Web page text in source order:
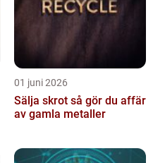
01 juni 2026
Sälja skrot så gör du affär
av gamla metaller